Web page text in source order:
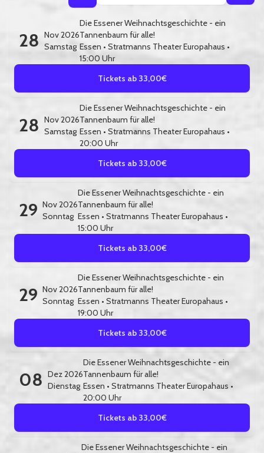
28 Nov 2026
Samstag
Die Essener Weihnachtsgeschichte - ein
Tannenbaum für alle!
Essen • Stratmanns Theater Europahaus •
15:00 Uhr
Tickets ab 33,00€
28 Nov 2026
Samstag
Die Essener Weihnachtsgeschichte - ein
Tannenbaum für alle!
Essen • Stratmanns Theater Europahaus •
20:00 Uhr
Tickets ab 33,00€
29 Nov 2026
Sonntag
Die Essener Weihnachtsgeschichte - ein
Tannenbaum für alle!
Essen • Stratmanns Theater Europahaus •
15:00 Uhr
Tickets ab 33,00€
29 Nov 2026
Sonntag
Die Essener Weihnachtsgeschichte - ein
Tannenbaum für alle!
Essen • Stratmanns Theater Europahaus •
19:00 Uhr
Tickets ab 33,00€
08 Dez 2026
Dienstag
Die Essener Weihnachtsgeschichte - ein
Tannenbaum für alle!
Essen • Stratmanns Theater Europahaus •
20:00 Uhr
Tickets ab 33,00€
Die Essener Weihnachtsgeschichte - ein